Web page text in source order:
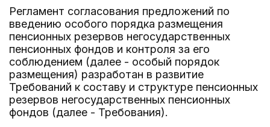
Регламент согласования предложений по
введению особого порядка размещения
пенсионных резервов негосударственных
пенсионных фондов и контроля за его
соблюдением (далее - особый порядок
размещения) разработан в развитие
Требований к составу и структуре пенсионных
резервов негосударственных пенсионных
фондов (далее - Требования).